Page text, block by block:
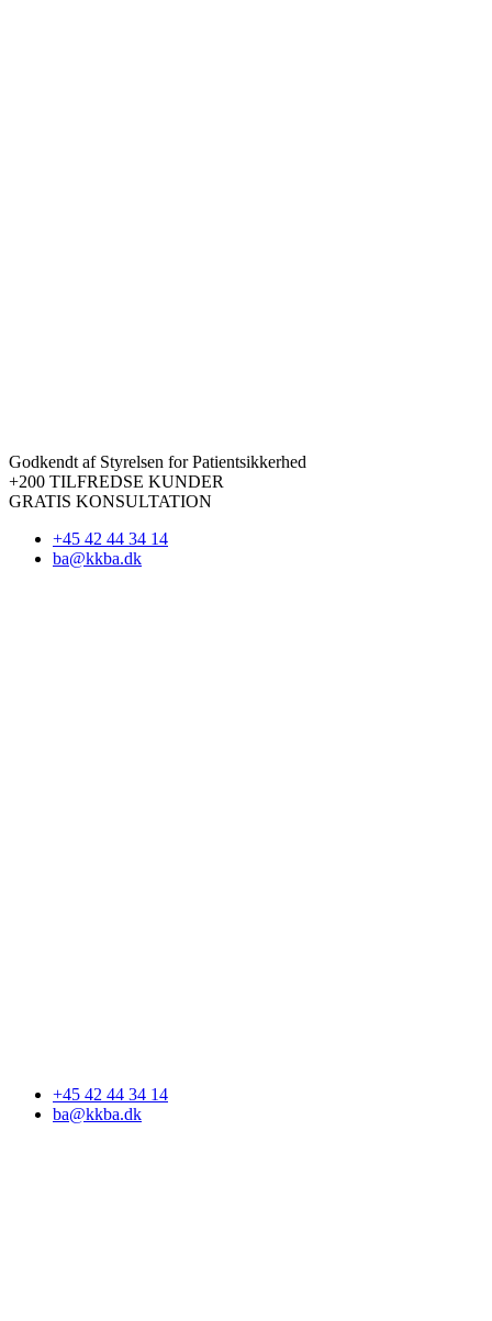
Godkendt af Styrelsen for Patientsikkerhed
+200 TILFREDSE KUNDER
GRATIS KONSULTATION
+45 42 44 34 14
ba@kkba.dk
+45 42 44 34 14
ba@kkba.dk